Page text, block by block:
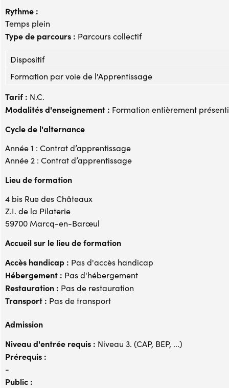
Rythme :
Temps plein
Type de parcours : Parcours collectif
Dispositif
Formation par voie de l'Apprentissage
Tarif : N.C.
Modalités d'enseignement : Formation entièrement
Cycle de l'alternance
Année 1 : Contrat d’apprentissage
Année 2 : Contrat d’apprentissage
Lieu de formation
4 bis Rue des Châteaux
Z.I. de la Pilaterie
59700 Marcq-en-Barœul
Accueil sur le lieu de formation
Accès handicap : Pas d'accès handicap
Hébergement : Pas d'hébergement
Restauration : Pas de restauration
Transport : Pas de transport
Admission
Niveau d'entrée requis : Niveau 3. (CAP, BEP, ...)
Prérequis :
-
Public :